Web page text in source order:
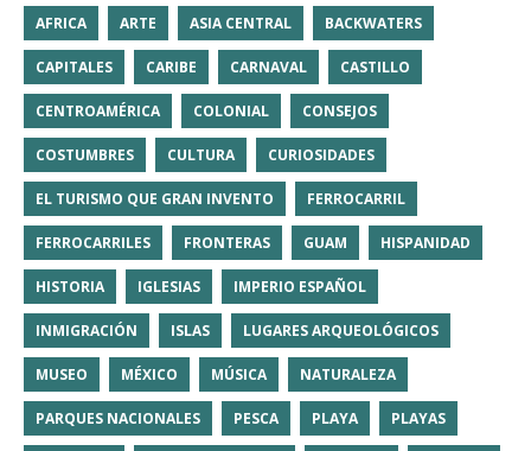
AFRICA ARTE ASIA CENTRAL BACKWATERS
CAPITALES CARIBE CARNAVAL CASTILLO
CENTROAMÉRICA COLONIAL CONSEJOS
COSTUMBRES CULTURA CURIOSIDADES
EL TURISMO QUE GRAN INVENTO FERROCARRIL
FERROCARRILES FRONTERAS GUAM HISPANIDAD
HISTORIA IGLESIAS IMPERIO ESPAÑOL
INMIGRACIÓN ISLAS LUGARES ARQUEOLÓGICOS
MUSEO MÉXICO MÚSICA NATURALEZA
PARQUES NACIONALES PESCA PLAYA PLAYAS